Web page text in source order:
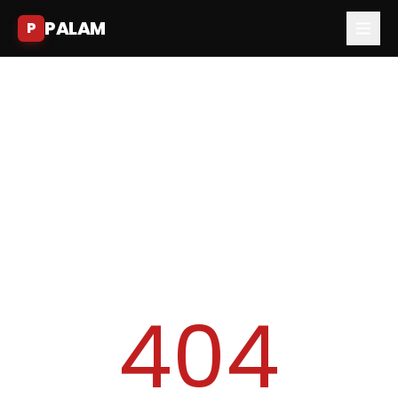
P PALAM
404